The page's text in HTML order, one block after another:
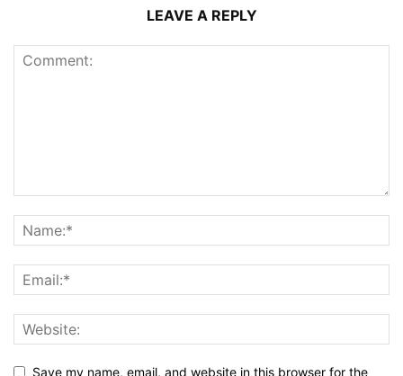
LEAVE A REPLY
Save my name, email, and website in this browser for the